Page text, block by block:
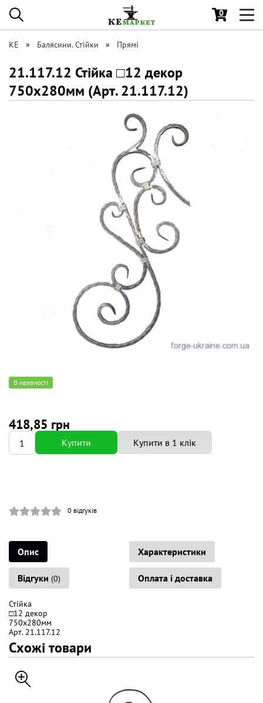
0
КЕ Балясини. Стійки Прямі
21.117.12 Стійка □12 декор
750х280мм (Арт. 21.117.12)
В наявності
418,85 грн
Купити Купити в 1 клік
0 відгуків
Опис Характеристики
Відгуки (0) Оплата і доставка
Стійка
□12 декор
750х280мм
Арт. 21.117.12
Схожі товари